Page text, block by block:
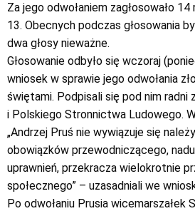
Za jego odwołaniem zagłosowało
13. Obecnych podczas głosowania
dwa głosy nieważne.
Głosowanie odbyło się wczoraj
wniosek w sprawie jego odwołania
świętami. Podpisali się pod nim radni
i Polskiego Stronnictwa Ludowego.
„Andrzej Pruś nie wywiązuje się
obowiązków przewodniczącego,
uprawnień, przekracza wielokrotnie
społecznego” – uzasadniali we
Po odwołaniu Prusia wicemarszałek